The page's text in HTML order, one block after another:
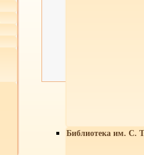
Библиотека им. С.